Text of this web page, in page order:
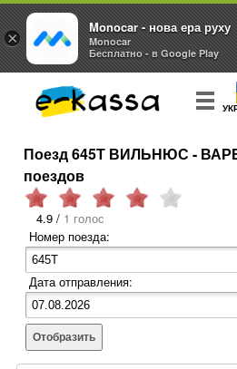
Поезд 645Т ВИЛЬНЮС -
поездов
4.9 / 1 голос
Номер поезда:
Дата отправления:
Отобразить
×
Monocar - нова ера руху
Monocar
Бесплатно - в Google Play